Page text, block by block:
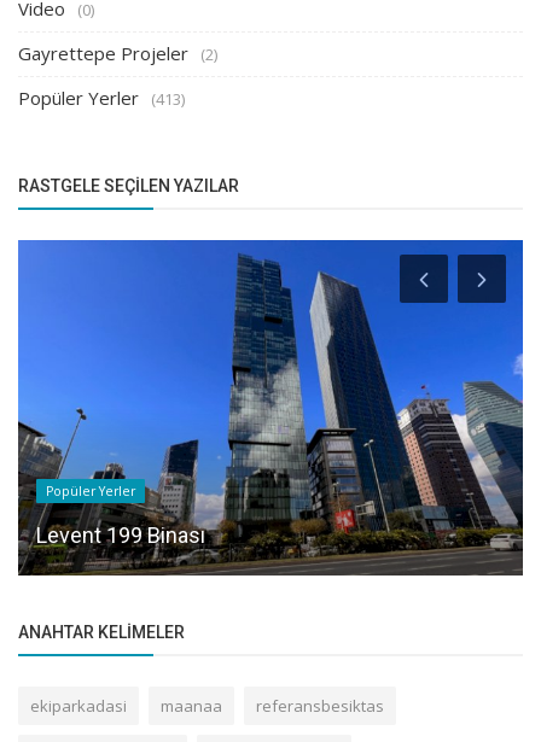
Video (0)
Gayrettepe Projeler (2)
Popüler Yerler (413)
RASTGELE SEÇILEN YAZILAR
Popüler Yerler
Levent 199 Binası
ANAHTAR KELIMELER
ekiparkadasi maanaa referansbesiktas